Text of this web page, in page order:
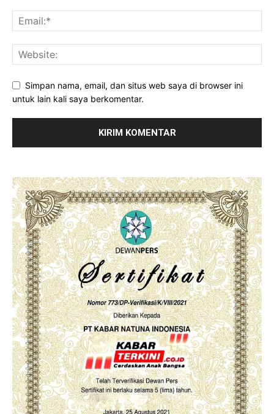
Simpan nama, email, dan situs web saya di browser ini
untuk lain kali saya berkomentar.